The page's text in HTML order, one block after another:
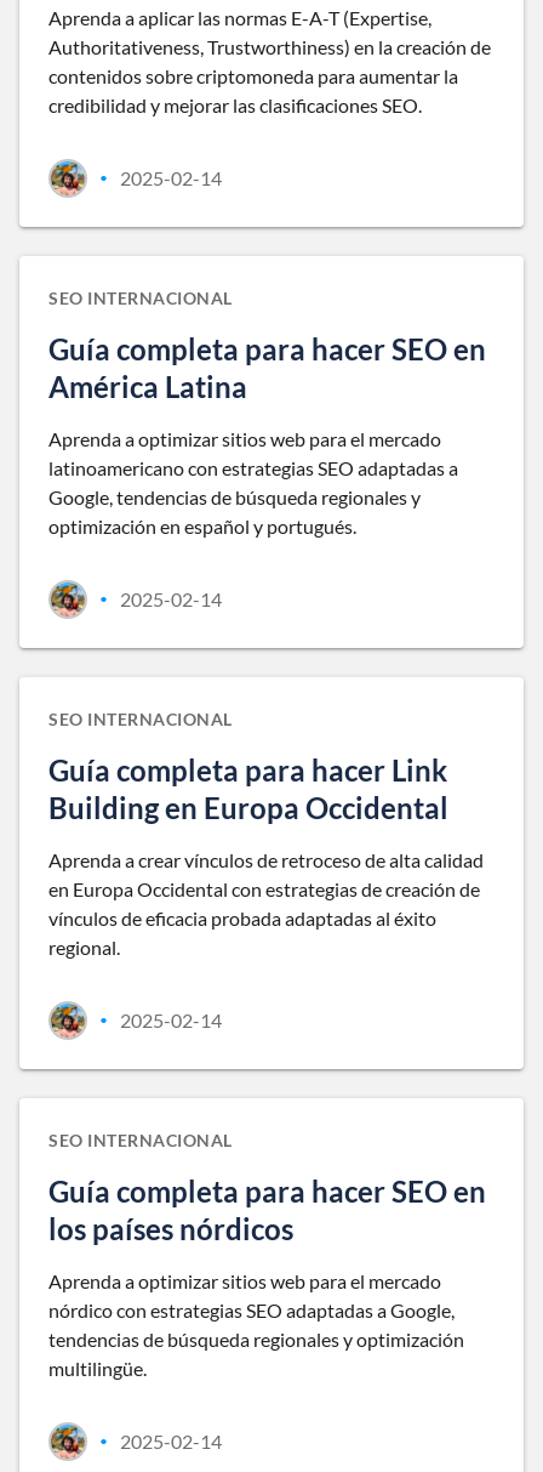
Aprenda a aplicar las normas E-A-T (Expertise,
Authoritativeness, Trustworthiness) en la creación de
contenidos sobre criptomoneda para aumentar la
credibilidad y mejorar las clasificaciones SEO.
• 2025-02-14
SEO INTERNACIONAL
Guía completa para hacer SEO en
América Latina
Aprenda a optimizar sitios web para el mercado
latinoamericano con estrategias SEO adaptadas a
Google, tendencias de búsqueda regionales y
optimización en español y portugués.
• 2025-02-14
SEO INTERNACIONAL
Guía completa para hacer Link
Building en Europa Occidental
Aprenda a crear vínculos de retroceso de alta calidad
en Europa Occidental con estrategias de creación de
vínculos de eficacia probada adaptadas al éxito
regional.
• 2025-02-14
SEO INTERNACIONAL
Guía completa para hacer SEO en
los países nórdicos
Aprenda a optimizar sitios web para el mercado
nórdico con estrategias SEO adaptadas a Google,
tendencias de búsqueda regionales y optimización
multilingüe.
• 2025-02-14